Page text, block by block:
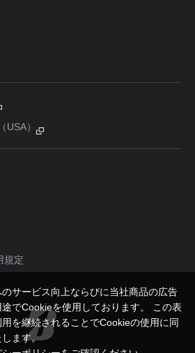
USA）
規定
サービス向上ならびに当社商品の広告
でCookieを使用しております。 この表
を継続されることでCookieの使用に同
ます。